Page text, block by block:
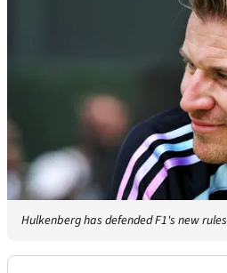
Hulkenberg has defended F1's new rules